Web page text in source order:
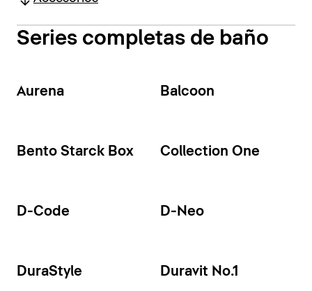
Series completas de baño
Aurena Balcoon
Bento Starck Box Collection One
D-Code D-Neo
DuraStyle Duravit No.1